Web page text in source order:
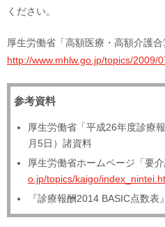
ください。
厚生労働省「高額医療・高額介護合
http://www.mhlw.go.jp/topics/2009/
参考資料
厚生労働省「平成26年度診療
月5日）諸資料
厚生労働省ホームページ「要
o.jp/topics/kaigo/
『診療報酬2014 BASIC点数表